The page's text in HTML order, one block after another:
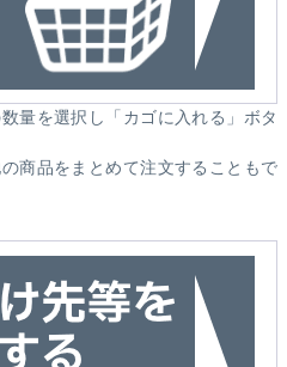
量を選択し「カゴに入れる」ボタ
商品をまとめて注文することもで